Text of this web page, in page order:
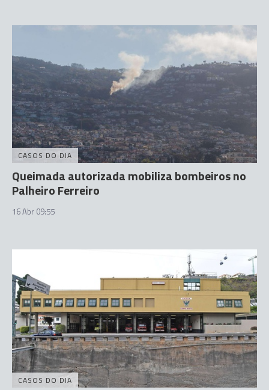
CASOS DO DIA
Queimada autorizada mobiliza bombeiros no
Palheiro Ferreiro
16 Abr 09:55
CASOS DO DIA